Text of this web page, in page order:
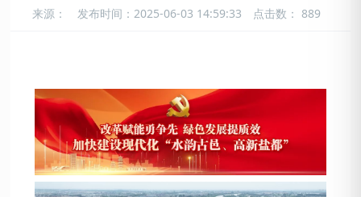
来源： 发布时间：2025-06-03 14:59:33 点击数： 889